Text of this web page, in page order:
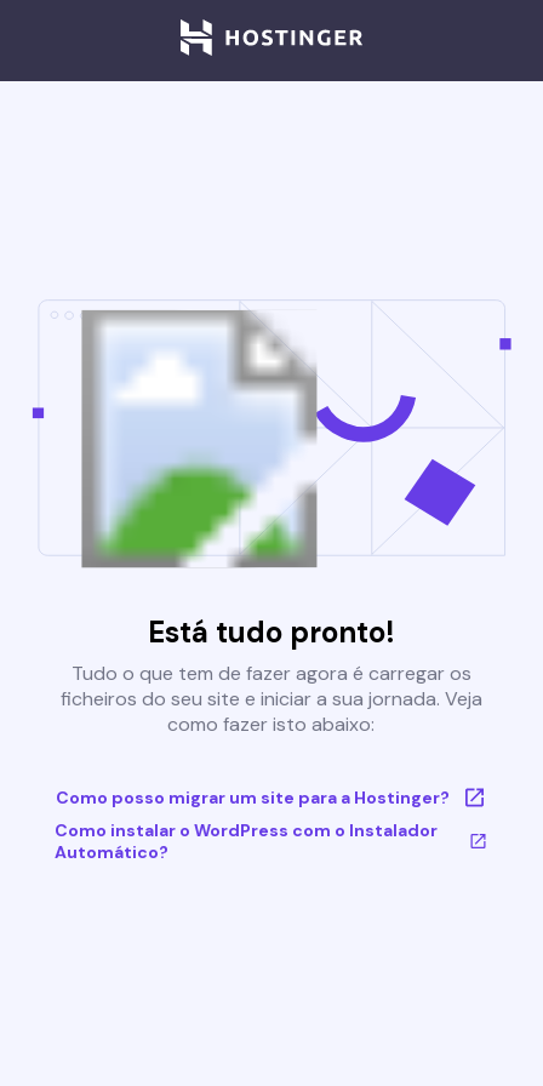
Está tudo pronto!
Tudo o que tem de fazer agora é carregar os
ficheiros do seu site e iniciar a sua jornada. Veja
como fazer isto abaixo:
Como posso migrar um site para a Hostinger?
Como instalar o WordPress com o Instalador
Automático?